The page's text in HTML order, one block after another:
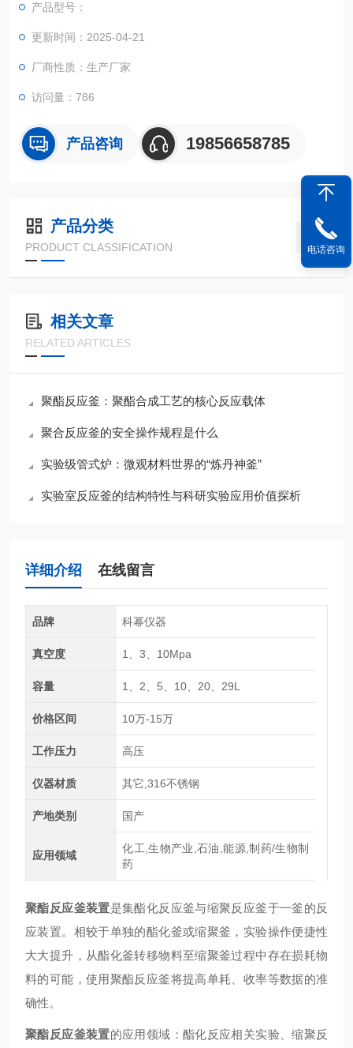
产品型号：
更新时间：2025-04-21
厂商性质：生产厂家
访问量：786
产品咨询 19856658785
产品分类
PRODUCT CLASSIFICATION
相关文章
RELATED ARTICLES
聚酯反应釜：聚酯合成工艺的核心反应载体
聚合反应釜的安全操作规程是什么
实验级管式炉：微观材料世界的“炼丹神釜”
实验室反应釜的结构特性与科研实验应用价值探析
详细介绍 在线留言
品牌 科幂仪器
真空度 1、3、10Mpa
容量 1、2、5、10、20、29L
价格区间 10万-15万
工作压力 高压
仪器材质 其它,316不锈钢
产地类别 国产
应用领域
化工,生物产业,石油,能源,制药/生物制
药
聚酯反应釜装置是集酯化反应釜与缩聚反应釜于一釜的反
应装置。相较于单独的酯化釜或缩聚釜，实验操作便捷性
大大提升，从酯化釜转移物料至缩聚釜过程中存在损耗物
料的可能，使用聚酯反应釜将提高单耗、收率等数据的准
确性。
聚酯反应釜装置的应用领域：酯化反应相关实验、缩聚反
电话咨询